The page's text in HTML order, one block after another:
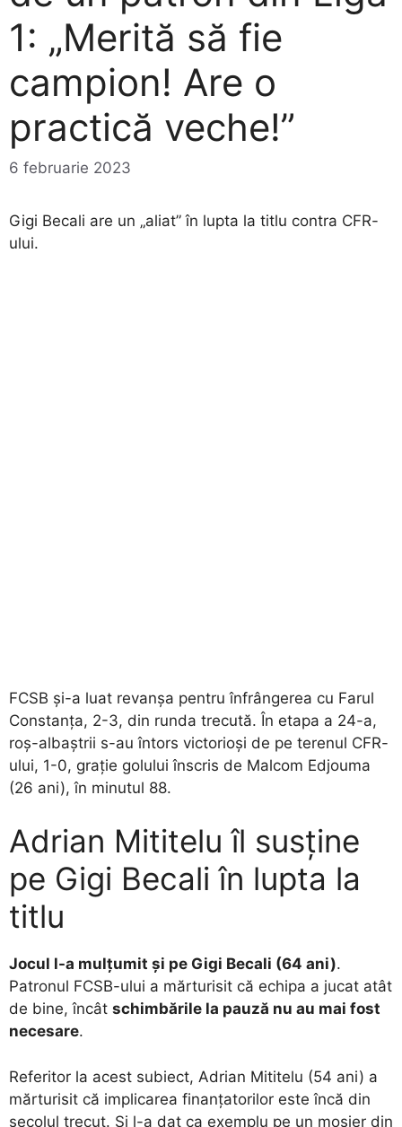
1: „Merită să fie
campion! Are o
practică veche!”
6 februarie 2023
Gigi Becali are un „aliat” în lupta la titlu contra CFR-
ului.
FCSB și-a luat revanșa pentru înfrângerea cu Farul
Constanța, 2-3, din runda trecută. În etapa a 24-a,
roș-albaștrii s-au întors victorioși de pe terenul CFR-
ului, 1-0, grație golului înscris de Malcom Edjouma
(26 ani), în minutul 88.
Adrian Mititelu îl susține
pe Gigi Becali în lupta la
titlu
Jocul l-a mulțumit și pe Gigi Becali (64 ani).
Patronul FCSB-ului a mărturisit că echipa a jucat atât
de bine, încât schimbările la pauză nu au mai fost
necesare.
Referitor la acest subiect, Adrian Mititelu (54 ani) a
mărturisit că implicarea finanțatorilor este încă din
secolul trecut. Și l-a dat ca exemplu pe un moșier din